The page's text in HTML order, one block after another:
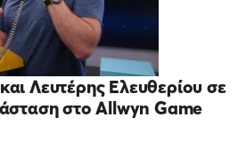
Λευτέρης Ελευθερίου σε
στο Allwyn Game